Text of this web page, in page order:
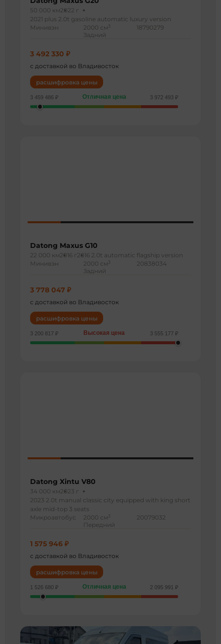
50 000 км2022 г
2021 plus 2.0t gasoline automatic luxury version
Минивэн
2000 см 3
Задний
18790279
3 492 330 ₽
с доставкой во Владивосток
расшифровка цены
3 459 486 ₽ Отличная цена 3 972 493 ₽
Datong Maxus G10
22 000 км2016 г 2016 2.0t automatic flagship version
Минивэн
2000 см 3
Задний
20838034
3 778 047 ₽
с доставкой во Владивосток
расшифровка цены
3 200 817 ₽ Высокая цена 3 555 177 ₽
Datong Xintu V80
34 000 км2023 г
2023 2.0t manual classic city equipped with king short
axle mid-top 3 seats
Микроавтобус
2000 см 3
Передний
20079032
1 575 946 ₽
с доставкой во Владивосток
расшифровка цены
1 526 680 ₽ Отличная цена 2 095 991 ₽